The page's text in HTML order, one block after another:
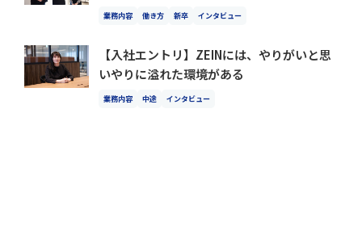
業務内容 働き方 新卒 インタビュー
【入社エントリ】ZEINには、やりがいと思
いやりに溢れた環境がある
業務内容 中途 インタビュー